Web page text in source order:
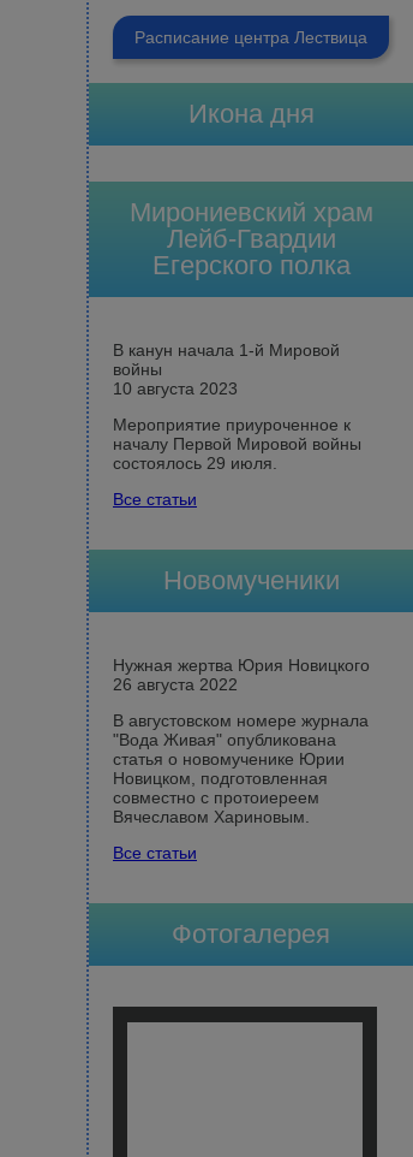
Расписание центра Лествица
Икона дня
Мирониевский храм
Лейб-Гвардии
Егерского полка
В канун начала 1-й Мировой
войны
10 августа 2023
Мероприятие приуроченное к
началу Первой Мировой войны
состоялось 29 июля.
Все статьи
Новомученики
Нужная жертва Юрия Новицкого
26 августа 2022
В августовском номере журнала
"Вода Живая" опубликована
статья о новомученике Юрии
Новицком, подготовленная
совместно с протоиереем
Вячеславом Хариновым.
Все статьи
Фотогалерея